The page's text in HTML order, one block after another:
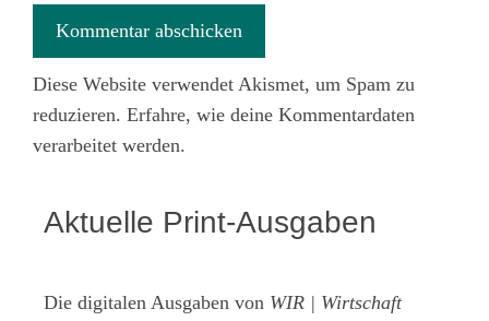
Diese Website verwendet Akismet, um Spam zu
reduzieren. Erfahre, wie deine Kommentardaten
verarbeitet werden.
Aktuelle Print-Ausgaben
Die digitalen Ausgaben von WIR | Wirtschaft